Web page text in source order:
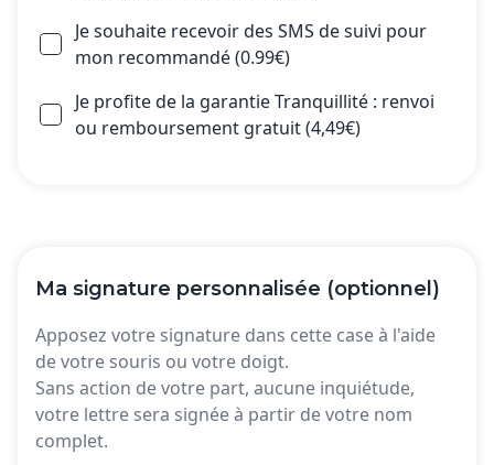
Je souhaite recevoir des SMS de suivi pour
mon recommandé (0.99€)
Je profite de la garantie Tranquillité : renvoi
ou remboursement gratuit (4,49€)
Ma signature personnalisée (optionnel)
Apposez votre signature dans cette case à l'aide
de votre souris ou votre doigt.
Sans action de votre part, aucune inquiétude,
votre lettre sera signée à partir de votre nom
complet.